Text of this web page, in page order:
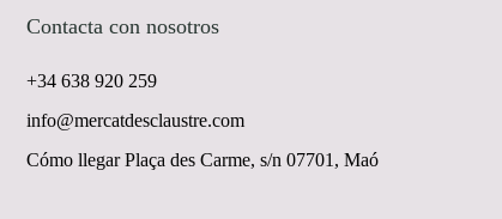
Contacta con nosotros
+34 638 920 259
info@mercatdesclaustre.com
Cómo llegar Plaça des Carme, s/n 07701, Maó